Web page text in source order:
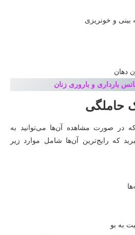
و خونریزی
دهان
بارداری و باروری زنان
حاملگی
که در صورت مشاهده آن‌ها می‌توانید به
که رایج‌ترین آن‌ها شامل موارد زیر
به بو